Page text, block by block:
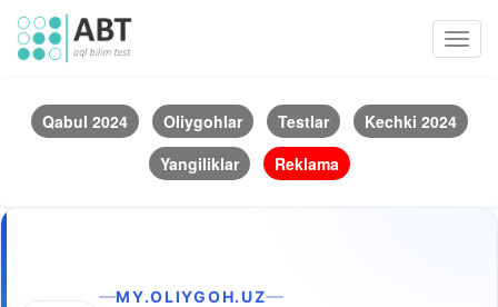
Qabul 2024 Oliygohlar Testlar
Kechki 2024
Yangiliklar
Reklama
MY.OLIYGOH.UZ